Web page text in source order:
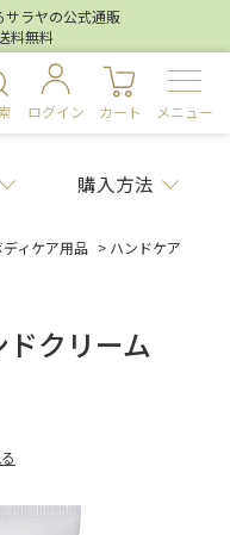
サラヤの公式通販
料無料
ログイン カート メニュー
購入方法
ィケア用品 > ハンドケア
クリーム